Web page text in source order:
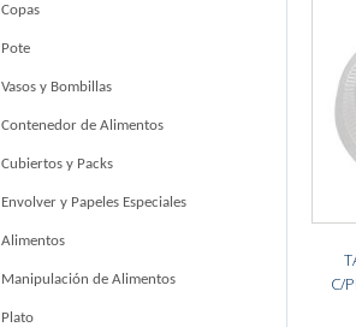
C/
Copas
Pote
Vasos y Bombillas
Contenedor de Alimentos
Cubiertos y Packs
Envolver y Papeles Especiales
Alimentos
Manipulación de Alimentos
Plato